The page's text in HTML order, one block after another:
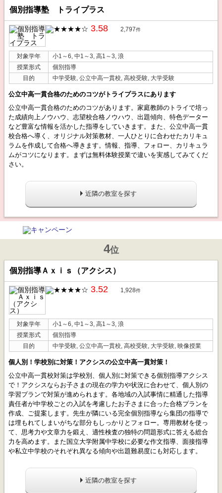
個別指導塾 トライプラス
3.58 2,797件
対象学年
小1～6, 中1～3, 高1～3, 浪
授業形式
個別指導
目的
中学受験, 公立中高一貫校, 高校受験, 大学受験
公立中高一貫合格のためのコツがトライプラスにあります
公立中高一貫合格のためのコツがあります。家庭教師のトライで培っ
た成績向上ノウハウ、志望校合格ノウハウ、出題傾向、特色データー
など豊富な情報を活かした指導をしていきます。また、公立中高一貫
校合格へ導く、オリジナル対策教材、一人ひとりに合わせたカリキュ
ラムを作成して合格へ導きます。情報、指導、フォロー、カリキュラ
ムがコツになります。まずは無料体験授業で違いを実感してみてくだ
さい。
近隣の教室を探す
4位
個別指導Ａｘｉｓ（アクシス）
3.52 1,928件
対象学年
小1～6, 中1～3, 高1～3, 浪
授業形式
個別指導
目的
中学受験, 公立中高一貫校, 高校受験, 大学受験, 映像授業
個人別！学校別に対策！アクシスの公立中高一貫対策！
公立中高一貫校対策は学校別、個人別に対策できる個別指導アクシス
で！アクシスならお子さまの現在の学力や状況に合わせて、個人別の
学習プランで対策が進められます。各地域の入試事情に精通した指導
責任者が中学校ごとの入試を考慮したお子さまに合った合格プランを
作成、ご提案します。先生が隣にいる完全個別指導なら集団の指導で
は埋もれてしまいがちな部分もしっかりとフォロー。専用教材を使っ
て、思考力や文章力を鍛え、適性検査の独特の問題形式に答える総合
力を高めます。また国立大学附属中学校に必要な作文指導、面接指導
や私立中学校のそれぞれ異なる傾向や出題難易度にも対応します。
近隣の教室を探す